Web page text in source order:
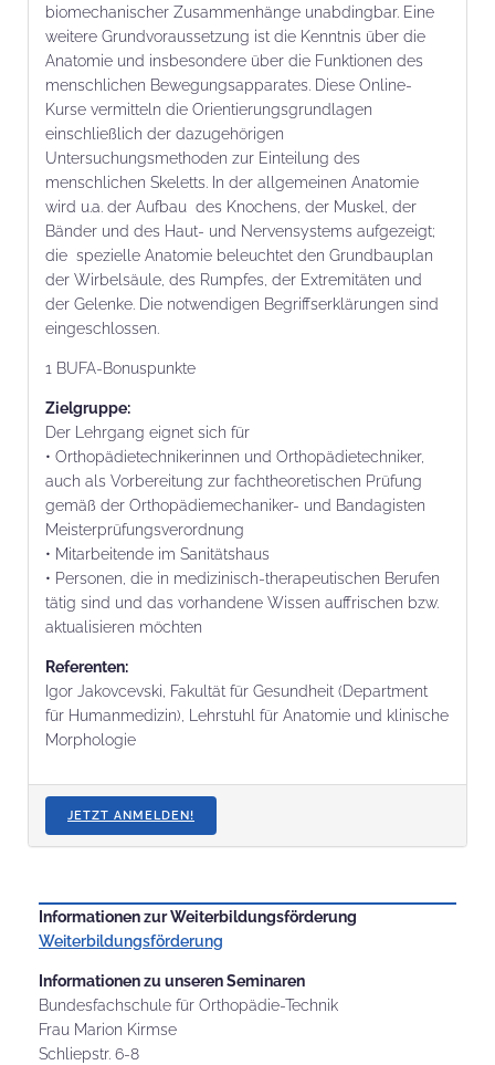
biomechanischer Zusammenhänge unabdingbar. Eine
weitere Grundvoraussetzung ist die Kenntnis über die
Anatomie und insbesondere über die Funktionen des
menschlichen Bewegungsapparates. Diese Online-
Kurse vermitteln die Orientierungsgrundlagen
einschließlich der dazugehörigen
Untersuchungsmethoden zur Einteilung des
menschlichen Skeletts. In der allgemeinen Anatomie
wird u.a. der Aufbau des Knochens, der Muskel, der
Bänder und des Haut- und Nervensystems aufgezeigt;
die spezielle Anatomie beleuchtet den Grundbauplan
der Wirbelsäule, des Rumpfes, der Extremitäten und
der Gelenke. Die notwendigen Begriffserklärungen sind
eingeschlossen.
1 BUFA-Bonuspunkte
Zielgruppe:
Der Lehrgang eignet sich für
• Orthopädietechnikerinnen und Orthopädietechniker,
auch als Vorbereitung zur fachtheoretischen Prüfung
gemäß der Orthopädiemechaniker- und Bandagisten
Meisterprüfungsverordnung
• Mitarbeitende im Sanitätshaus
• Personen, die in medizinisch-therapeutischen Berufen
tätig sind und das vorhandene Wissen auffrischen bzw.
aktualisieren möchten
Referenten:
Igor Jakovcevski, Fakultät für Gesundheit (Department
für Humanmedizin), Lehrstuhl für Anatomie und klinische
Morphologie
JETZT ANMELDEN!
Informationen zur Weiterbildungsförderung
Weiterbildungsförderung
Informationen zu unseren Seminaren
Bundesfachschule für Orthopädie-Technik
Frau Marion Kirmse
Schliepstr. 6-8